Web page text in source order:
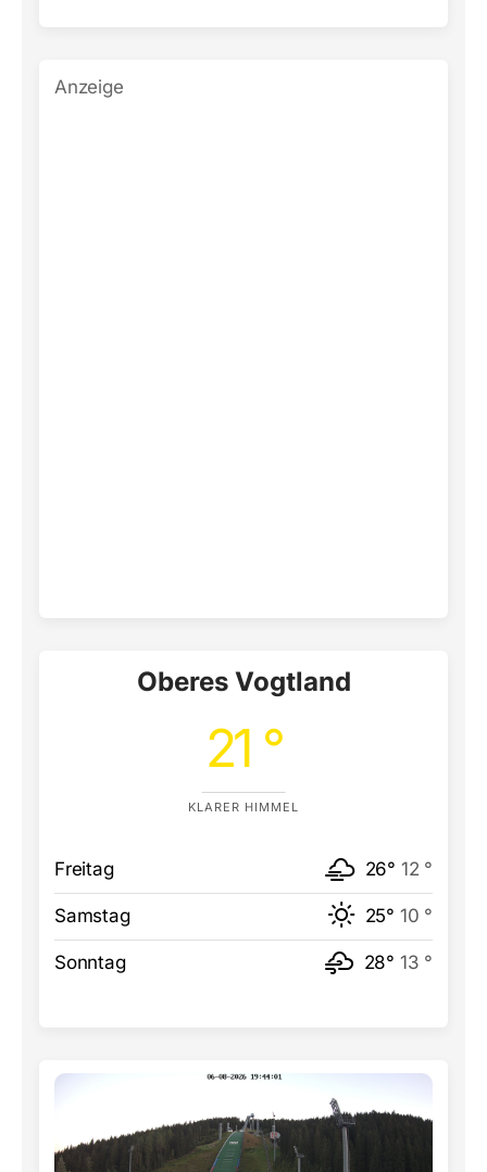
Anzeige
Oberes Vogtland
21 °
KLARER HIMMEL
Freitag 26° 12 °
Samstag 25° 10 °
Sonntag 28° 13 °